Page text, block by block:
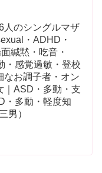
人のシングルマザ
・ADHD・
緘黙・吃音・
・感覚過敏・登校
なお調子者・オン
｜ASD・多動・支
・多動・軽度知
男）